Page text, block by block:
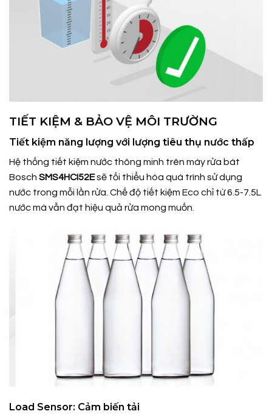
TIẾT KIỆM & BẢO VỆ MÔI TRƯỜNG
Tiết kiệm năng lượng với lượng tiêu thụ nước thấp
Hệ thống tiết kiệm nước thông minh trên máy rửa bát
Bosch SMS4HCI52Esẽ tối thiểu hóa quá trình sử dụng
nước trong mỗi lần rửa. Chế độ tiết kiệm Eco chỉ từ 6.5-7.5L
nước mà vẫn đạt hiệu quả rửa mong muốn.
Load Sensor: Cảm biến tải